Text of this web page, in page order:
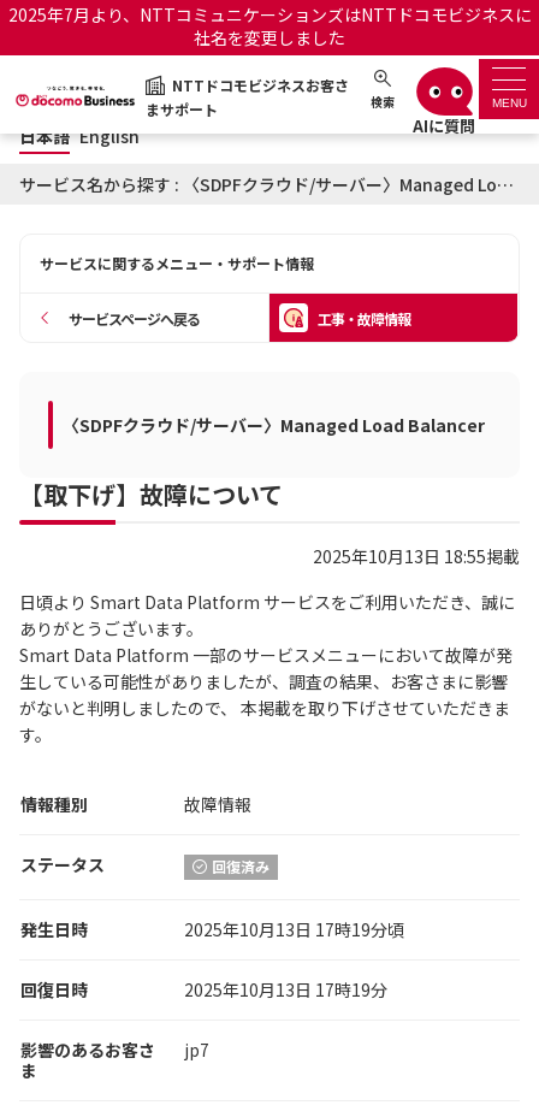
2025年7月より、NTTコミュニケーションズはNTTドコモビジネスに
社名を変更しました
NTTドコモビジネスお客さ
まサポート
検索 MENU
NTTドコモビジネスお客さまサポート 日本語 English
サポートトップ
OCNのお客さまはこちら
工事・故障情報通知サー
ビス
オフィシャルサイト
日本語 English
サービス名から探す : 〈SDPFクラウド/サーバー〉Managed Load Balancerに関する工事・故障情報
サービスに関するメニュー・サポート情報
サービスページへ戻る 工事・故障情報
〈SDPFクラウド/サーバー〉Managed Load Balancer
【取下げ】故障について
2025年10月13日 18:55掲載
日頃より Smart Data Platform サービスをご利用いただき、誠に
ありがとうございます。
Smart Data Platform 一部のサービスメニューにおいて故障が発
生している可能性がありましたが、調査の結果、お客さまに影響
がないと判明しましたので、 本掲載を取り下げさせていただきま
す。
情報種別 故障情報
ステータス 回復済み
発生日時 2025年10月13日 17時19分頃
回復日時 2025年10月13日 17時19分
影響のあるお客さ
ま
jp7